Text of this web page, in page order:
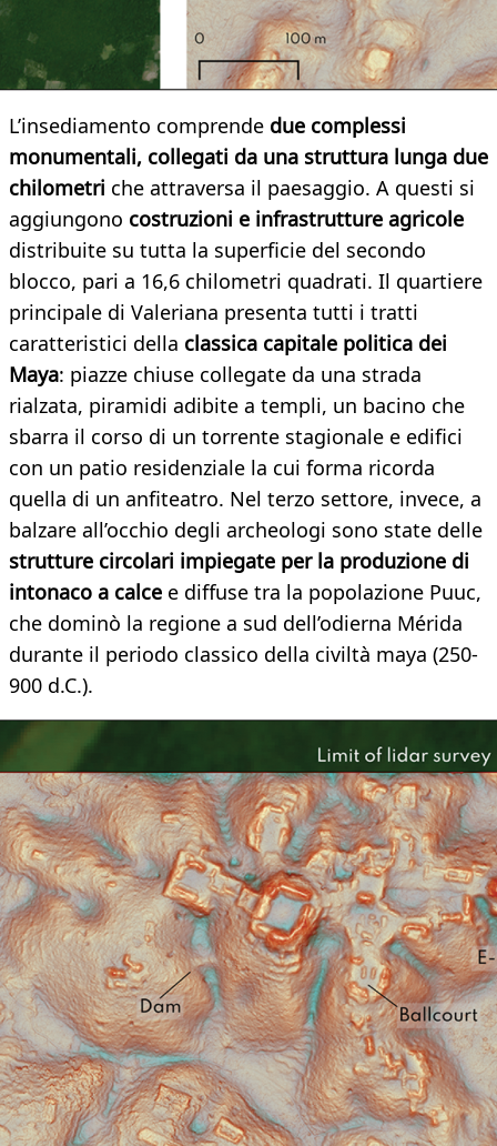
L’insediamento comprende due complessi
monumentali, collegati da una struttura lunga due
chilometri che attraversa il paesaggio. A questi si
aggiungono costruzioni e infrastrutture agricole
distribuite su tutta la superficie del secondo
blocco, pari a 16,6 chilometri quadrati. Il quartiere
principale di Valeriana presenta tutti i tratti
caratteristici della classica capitale politica dei
Maya: piazze chiuse collegate da una strada
rialzata, piramidi adibite a templi, un bacino che
sbarra il corso di un torrente stagionale e edifici
con un patio residenziale la cui forma ricorda
quella di un anfiteatro. Nel terzo settore, invece, a
balzare all’occhio degli archeologi sono state delle
strutture circolari impiegate per la produzione di
intonaco a calce e diffuse tra la popolazione Puuc,
che dominò la regione a sud dell’odierna Mérida
durante il periodo classico della civiltà maya (250-
900 d.C.).